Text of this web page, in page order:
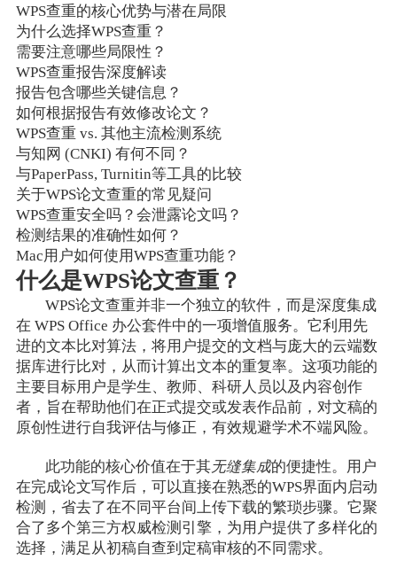
WPS查重的核心优势与潜在局限
为什么选择WPS查重？
需要注意哪些局限性？
WPS查重报告深度解读
报告包含哪些关键信息？
如何根据报告有效修改论文？
WPS查重 vs. 其他主流检测系统
与知网 (CNKI) 有何不同？
与PaperPass, Turnitin等工具的比较
关于WPS论文查重的常见疑问
WPS查重安全吗？会泄露论文吗？
检测结果的准确性如何？
Mac用户如何使用WPS查重功能？
什么是WPS论文查重？
WPS论文查重并非一个独立的软件，而是深度集成
在 WPS Office 办公套件中的一项增值服务。它利用先
进的文本比对算法，将用户提交的文档与庞大的云端数
据库进行比对，从而计算出文本的重复率。这项功能的
主要目标用户是学生、教师、科研人员以及内容创作
者，旨在帮助他们在正式提交或发表作品前，对文稿的
原创性进行自我评估与修正，有效规避学术不端风险。
此功能的核心价值在于其无缝集成的便捷性。用户
在完成论文写作后，可以直接在熟悉的WPS界面内启动
检测，省去了在不同平台间上传下载的繁琐步骤。它聚
合了多个第三方权威检测引擎，为用户提供了多样化的
选择，满足从初稿自查到定稿审核的不同需求。